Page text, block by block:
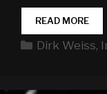
READ MOREIN
THE
BOX
Kategorien
Dirk Weiss,